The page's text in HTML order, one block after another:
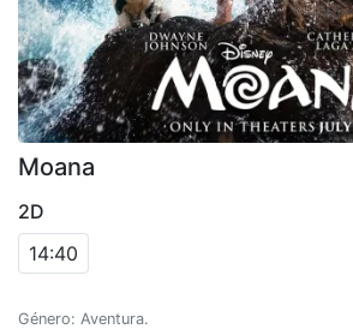
Moana
2D
14:40
Género: Aventura.